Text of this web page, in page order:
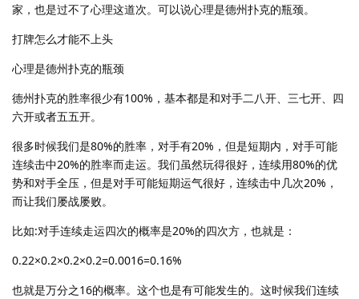
家，也是过不了心理这道次。可以说心理是德州扑克的瓶颈。
打牌怎么才能不上头
心理是德州扑克的瓶颈
德州扑克的胜率很少有100%，基本都是和对手二八开、三七开、四
六开或者五五开。
很多时候我们是80%的胜率，对手有20%，但是短期内，对手可能
连续击中20%的胜率而走运。我们虽然玩得很好，连续用80%的优
势和对手全压，但是对手可能短期运气很好，连续击中几次20%，
而让我们屡战屡败。
比如:对手连续走运四次的概率是20%的四次方，也就是：
0.22×0.2×0.2×0.2=0.0016=0.16%
也就是万分之16的概率。这个也是有可能发生的。这时候我们连续